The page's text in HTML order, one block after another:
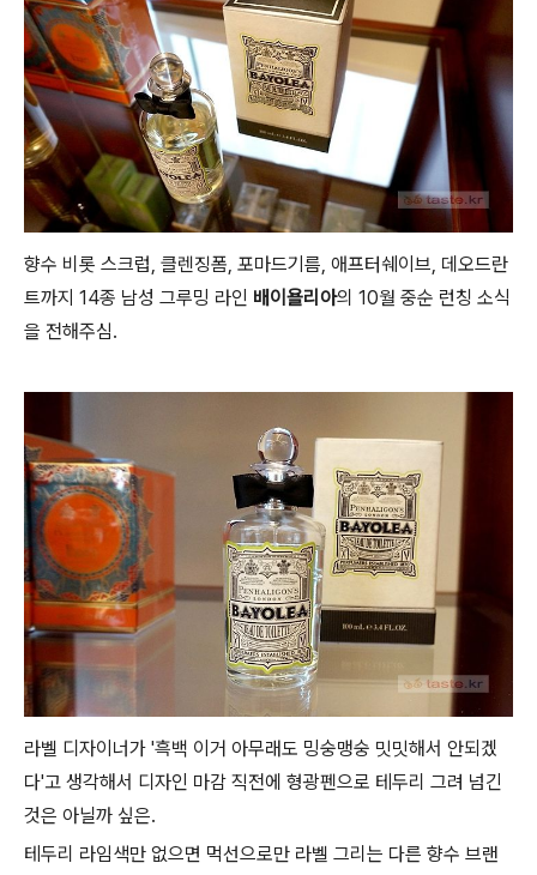
향수 비롯 스크럽, 클렌징폼, 포마드기름, 애프터쉐이브, 데오드란
트까지 14종 남성 그루밍 라인 배이욜리아의 10월 중순 런칭 소식
을 전해주심.
라벨 디자이너가 '흑백 이거 아무래도 밍숭맹숭 밋밋해서 안되겠
다'고 생각해서 디자인 마감 직전에 형광펜으로 테두리 그려 넘긴
것은 아닐까 싶은.
테두리 라임색만 없으면 먹선으로만 라벨 그리는 다른 향수 브랜